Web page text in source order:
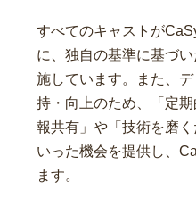
すべてのキャストが
に、独自の基準に基づ
施しています。また、
持・向上のため、「定
報共有」や「技術を磨
いった機会を提供し、
ます。